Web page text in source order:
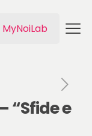
“Sfide e